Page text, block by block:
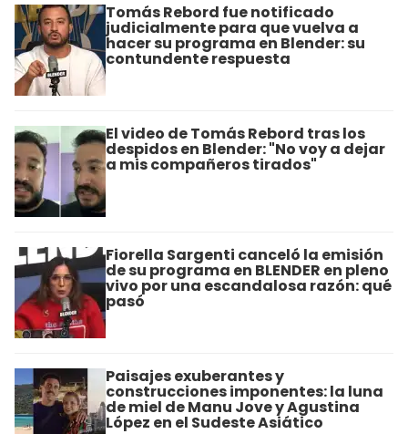
Tomás Rebord fue notificado
judicialmente para que vuelva a
hacer su programa en Blender: su
contundente respuesta
El video de Tomás Rebord tras los
despidos en Blender: "No voy a dejar
a mis compañeros tirados"
Fiorella Sargenti canceló la emisión
de su programa en BLENDER en pleno
vivo por una escandalosa razón: qué
pasó
Paisajes exuberantes y
construcciones imponentes: la luna
de miel de Manu Jove y Agustina
López en el Sudeste Asiático